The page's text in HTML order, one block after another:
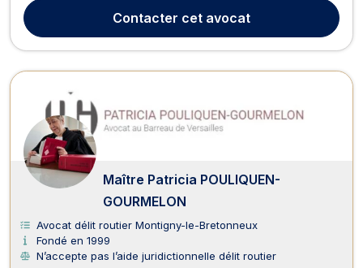
divorce, droit civil, et droit de la chasse . Réactif et
pragmatique, Maître Bruno Leygue s'engage...
Contacter cet avocat
Maître Patricia POULIQUEN-
GOURMELON
Avocat délit routier Montigny-le-Bretonneux
Fondé en 1999
N’accepte pas l’aide juridictionnelle délit routier